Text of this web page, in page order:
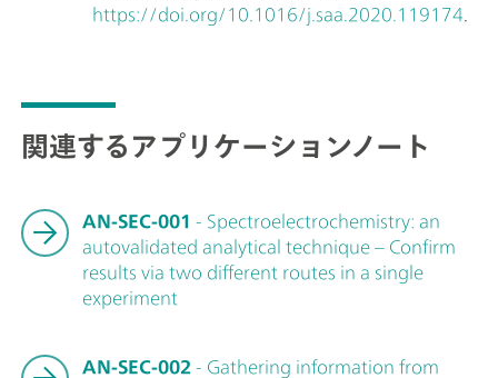
https://doi.org/10.1016/j.saa.2020.119174
関連するアプリケーションノート
AN-SEC-001 - Spectroelectrochemistry: an
autovalidated analytical technique – Confirm
results via two different routes in a single
experiment
AN-SEC-002 - Gathering information from